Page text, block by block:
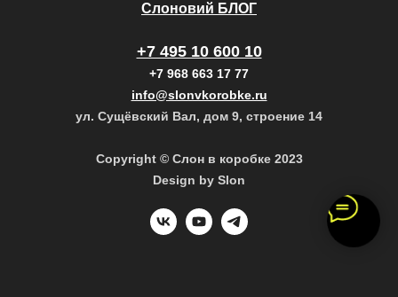
Слоновий БЛОГ
+7 495 10 600 10
+7 968 663 17 77
info@slonvkorobke.ru
ул. Сущёвский Вал, дом 9, строение 14
Copyright © Слон в коробке 2023
Design by Slon